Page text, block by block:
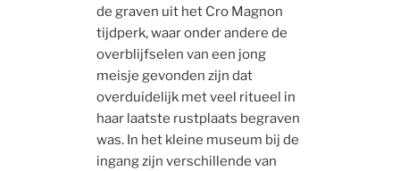
de graven uit het Cro Magnon
tijdperk, waar onder andere de
overblijfselen van een jong
meisje gevonden zijn dat
overduidelijk met veel ritueel in
haar laatste rustplaats begraven
was. In het kleine museum bij de
ingang zijn verschillende van